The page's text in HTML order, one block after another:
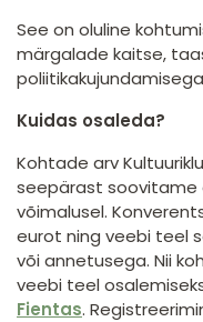
See on oluline
märgalade kaitse,
Kuidas osaleda?
Kohtade arv
seepärast soovitame
võimalusel.
eurot ning veebi teel
või annetusega. Nii
veebi teel
Fientas.